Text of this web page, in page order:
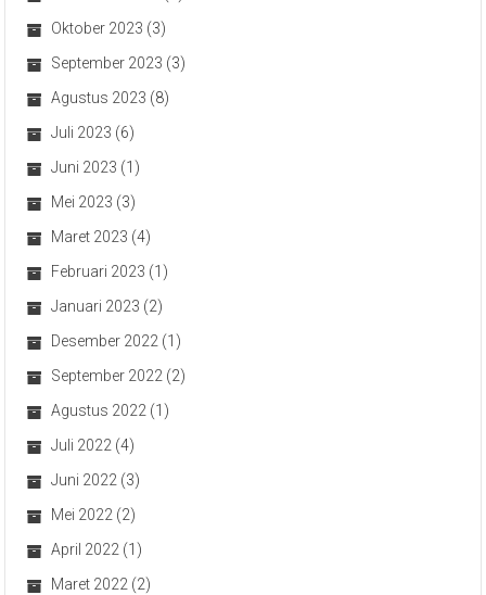
Oktober 2023 (3)
September 2023 (3)
Agustus 2023 (8)
Juli 2023 (6)
Juni 2023 (1)
Mei 2023 (3)
Maret 2023 (4)
Februari 2023 (1)
Januari 2023 (2)
Desember 2022 (1)
September 2022 (2)
Agustus 2022 (1)
Juli 2022 (4)
Juni 2022 (3)
Mei 2022 (2)
April 2022 (1)
Maret 2022 (2)